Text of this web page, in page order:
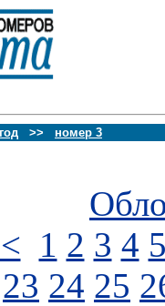
>> номер 3
1 2 3 4 5
23 24 25